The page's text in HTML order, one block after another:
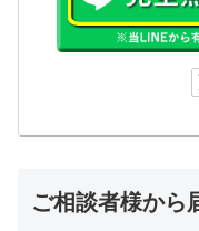
ご相談者様から